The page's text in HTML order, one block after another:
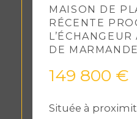
MAISON DE
RÉCENTE
DE MARMANDE
149 800 €
Située à